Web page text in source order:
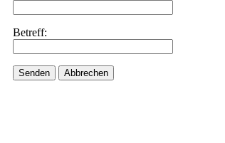
Betreff:
Senden Abbrechen